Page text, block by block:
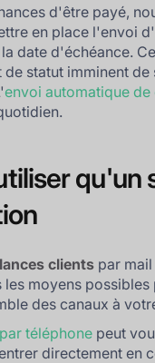
d'être payé,
en place l'envoi
date d'échéance.
statut imminent
envoi automatique
qu'un
clients par
moyens
des canaux à
téléphone peut
directement en